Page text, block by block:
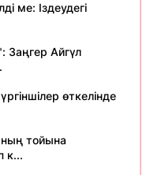
ме: Іздеудегі
Заңгер Айгүл
өткелінде
тойына
к...